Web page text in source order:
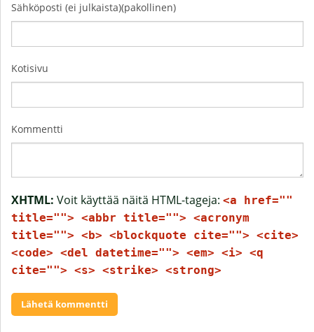
Sähköposti (ei julkaista)(pakollinen)
Kotisivu
Kommentti
XHTML: Voit käyttää näitä HTML-tageja: <a href=""
title=""> <abbr title=""> <acronym
title=""> <b> <blockquote cite=""> <cite>
<code> <del datetime=""> <em> <i> <q
cite=""> <s> <strike> <strong>